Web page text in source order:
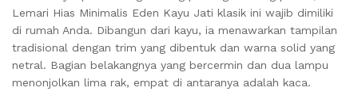
Lemari Hias Minimalis Eden Kayu Jati klasik ini wajib dimiliki
di rumah Anda. Dibangun dari kayu, ia menawarkan tampilan
tradisional dengan trim yang dibentuk dan warna solid yang
netral. Bagian belakangnya yang bercermin dan dua lampu
menonjolkan lima rak, empat di antaranya adalah kaca.